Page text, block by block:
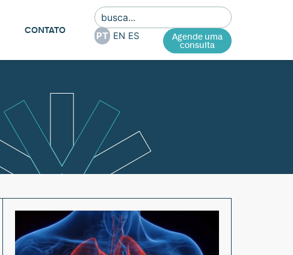
CONTATO PT EN ES Agende uma
consulta